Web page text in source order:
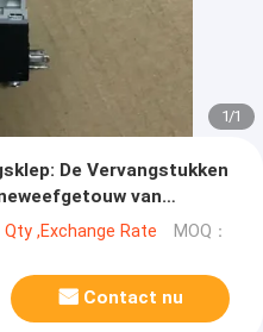
1/1
De Vervangstukken
van
,Exchange Rate MOQ：
Contact nu